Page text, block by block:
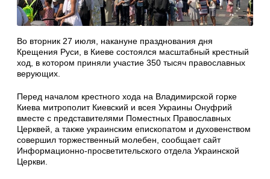
Во вторник 27 июля, накануне празднования дня
Крещения Руси, в Киеве состоялся масштабный крестный
ход, в котором приняли участие 350 тысяч православных
верующих.
Перед началом крестного хода на Владимирской горке
Киева митрополит Киевский и всея Украины Онуфрий
вместе с представителями Поместных Православных
Церквей, а также украинским епископатом и духовенством
совершил торжественный молебен, сообщает сайт
Информационно-просветительского отдела Украинской
Церкви.